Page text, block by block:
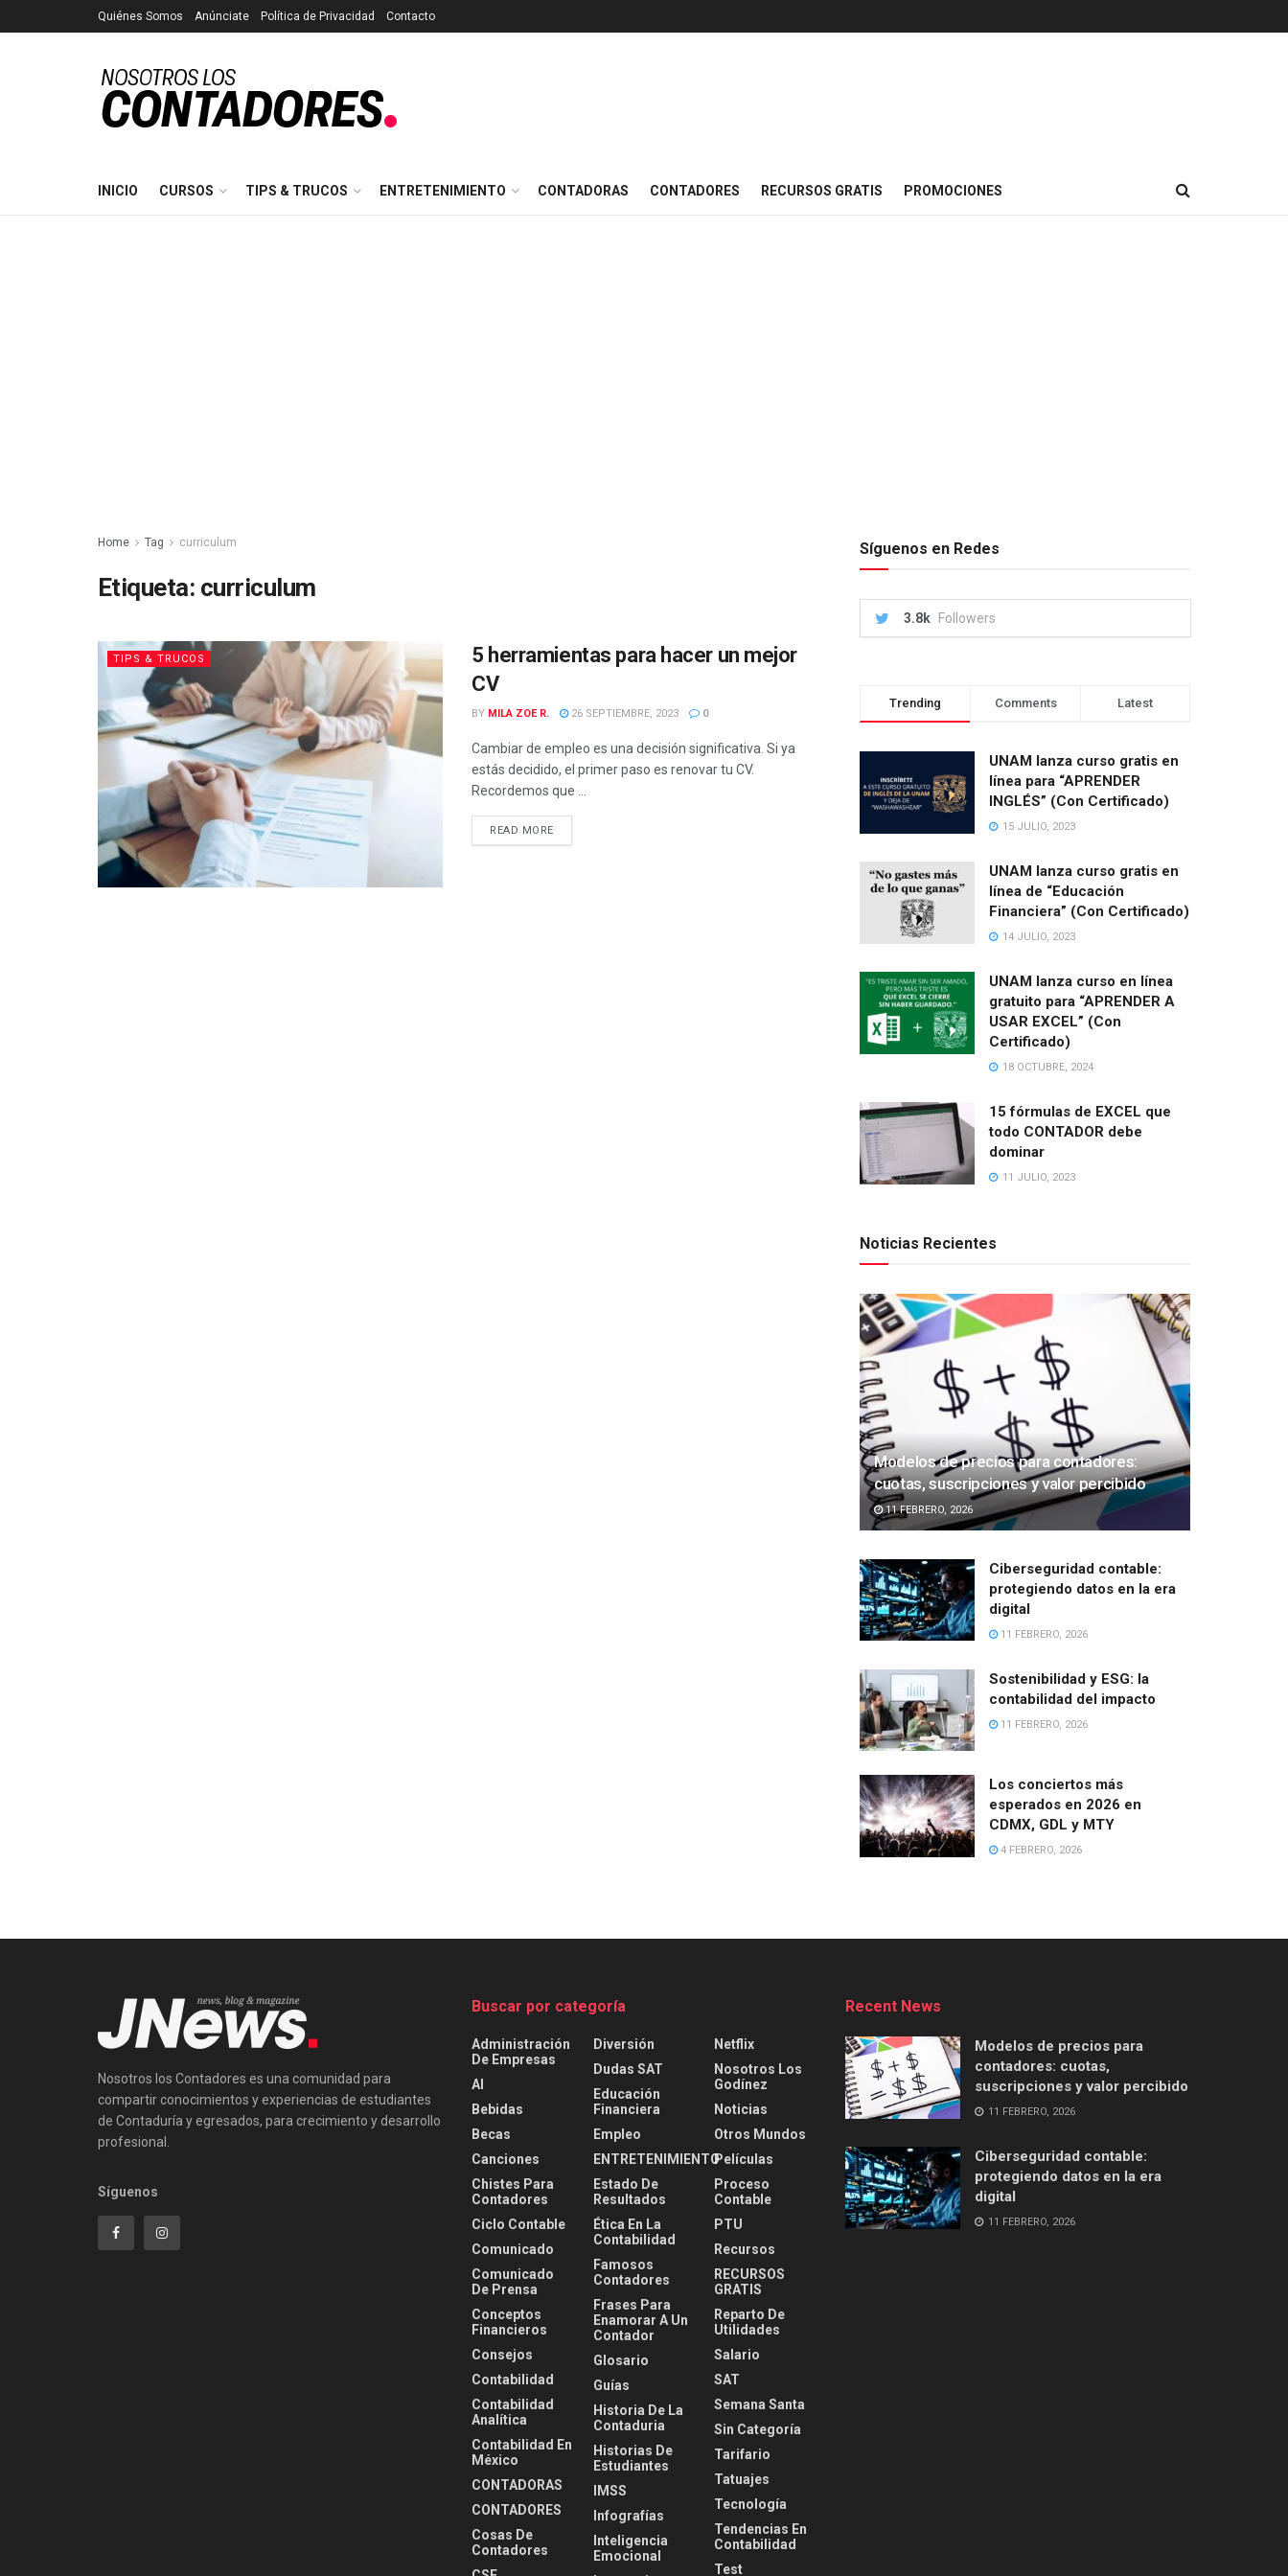
Quiénes Somos Anúnciate Política de Privacidad Contacto
INICIO CURSOS TIPS & TRUCOS ENTRETENIMIENTO CONTADORAS CONTADORES RECURSOS GRATIS PROMOCIONES
Home Tag curriculum
Etiqueta: curriculum
TIPS & TRUCOS
5 herramientas para hacer un mejor
CV
BY MILA ZOE R. 26 SEPTIEMBRE, 2023 0
Cambiar de empleo es una decisión significativa. Si ya
estás decidido, el primer paso es renovar tu CV.
Recordemos que ...
READ MORE
Síguenos en Redes
3.8k Followers
Trending Comments Latest
UNAM lanza curso gratis en
línea para “APRENDER
INGLÉS” (Con Certificado)
15 JULIO, 2023
UNAM lanza curso gratis en
línea de “Educación
Financiera” (Con Certificado)
14 JULIO, 2023
UNAM lanza curso en línea
gratuito para “APRENDER A
USAR EXCEL” (Con
Certificado)
18 OCTUBRE, 2024
15 fórmulas de EXCEL que
todo CONTADOR debe
dominar
11 JULIO, 2023
Noticias Recientes
Modelos de precios para contadores:
cuotas, suscripciones y valor percibido
11 FEBRERO, 2026
Ciberseguridad contable:
protegiendo datos en la era
digital
11 FEBRERO, 2026
Sostenibilidad y ESG: la
contabilidad del impacto
11 FEBRERO, 2026
Los conciertos más
esperados en 2026 en
CDMX, GDL y MTY
4 FEBRERO, 2026
Nosotros los Contadores es una comunidad para
compartir conocimientos y experiencias de estudiantes
de Contaduría y egresados, para crecimiento y desarrollo
profesional.
Síguenos
Buscar por categoría
Administración
De Empresas
AI
Bebidas
Becas
Canciones
Chistes Para
Contadores
Ciclo Contable
Comunicado
Comunicado
De Prensa
Conceptos
Financieros
Consejos
Contabilidad
Contabilidad
Analítica
Contabilidad En
México
CONTADORAS
CONTADORES
Cosas De
Contadores
Diversión
Dudas SAT
Educación
Financiera
Empleo
ENTRETENIMIENTO
Estado De
Resultados
Ética En La
Contabilidad
Famosos
Contadores
Frases Para
Enamorar A Un
Contador
Glosario
Guías
Historia De La
Contaduria
Historias De
Estudiantes
IMSS
Infografías
Inteligencia
Emocional
Netflix
Nosotros Los
Godínez
Noticias
Otros Mundos
Películas
Proceso
Contable
PTU
Recursos
RECURSOS
GRATIS
Reparto De
Utilidades
Salario
SAT
Semana Santa
Sin Categoría
Tarifario
Tatuajes
Tecnología
Tendencias En
Contabilidad
Test
Recent News
Modelos de precios para
contadores: cuotas,
suscripciones y valor percibido
11 FEBRERO, 2026
Ciberseguridad contable:
protegiendo datos en la era
digital
11 FEBRERO, 2026